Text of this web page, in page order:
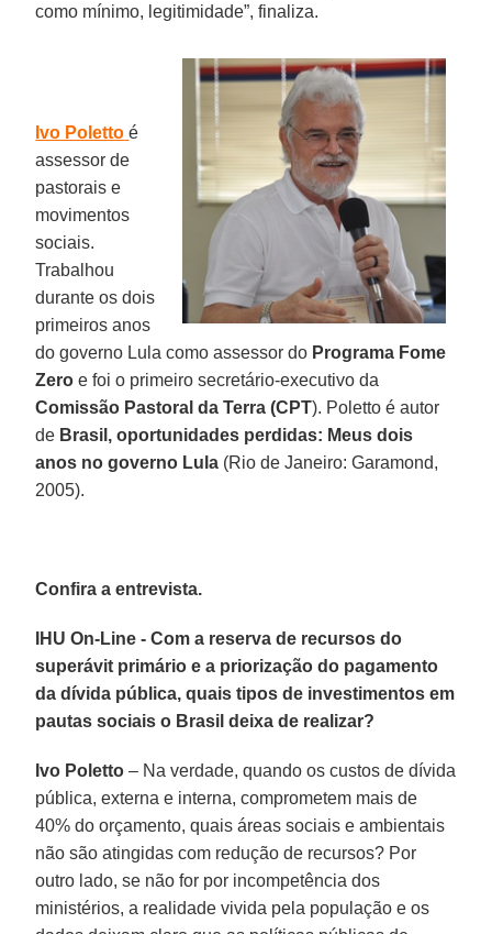
como mínimo, legitimidade”, finaliza.
Ivo Poletto é
assessor de
pastorais e
movimentos
sociais.
Trabalhou
durante os dois
primeiros anos
do governo Lula como assessor do Programa Fome
Zero e foi o primeiro secretário-executivo da
Comissão Pastoral da Terra (CPT). Poletto é autor
de Brasil, oportunidades perdidas: Meus dois
anos no governo Lula (Rio de Janeiro: Garamond,
2005).
Confira a entrevista.
IHU On-Line - Com a reserva de recursos do
superávit primário e a priorização do pagamento
da dívida pública, quais tipos de investimentos em
pautas sociais o Brasil deixa de realizar?
Ivo Poletto – Na verdade, quando os custos de dívida
pública, externa e interna, comprometem mais de
40% do orçamento, quais áreas sociais e ambientais
não são atingidas com redução de recursos? Por
outro lado, se não for por incompetência dos
ministérios, a realidade vivida pela população e os